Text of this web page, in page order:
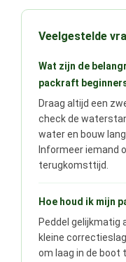
Veelgestelde
Wat zijn de
packraft
Draag altijd een
check de
water en bouw
Informeer iemand
terugkomsttijd.
Hoe houd ik mijn
Peddel gelijkmatig
kleine
om laag in de boot